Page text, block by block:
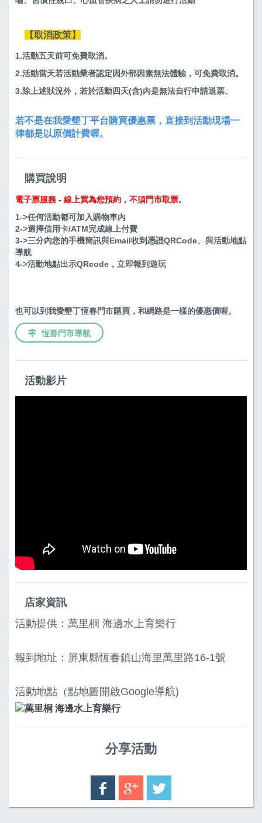
【取消政策】
1.活動五天前可免費取消。
2.活動當天若活動業者認定因外部因素無法體驗，可免費取消。
3.除上述狀況外，若於活動四天(含)內是無法自行申請退票。
若不是在我愛墾丁平台購買優惠票，直接到活動現場一
律都是以原價計費喔。
購買說明
電子票服務 - 線上買為您預約，不須門市取票。
1->任何活動都可加入購物車內
2->選擇信用卡/ATM完成線上付費
3->三分內您的手機簡訊與Email收到憑證QRCode、與活動地點
導航
4->活動地點出示QRcode，立即報到遊玩
也可以到我愛墾丁恆春門市購買，和網路是一樣的優惠價喔。
恆春門市導航
活動影片
店家資訊
活動提供：萬里桐 海邊水上育樂行
報到地址：屏東縣恆春鎮山海里萬里路16-1號
活動地點（點地圖開啟Google導航)
分享活動